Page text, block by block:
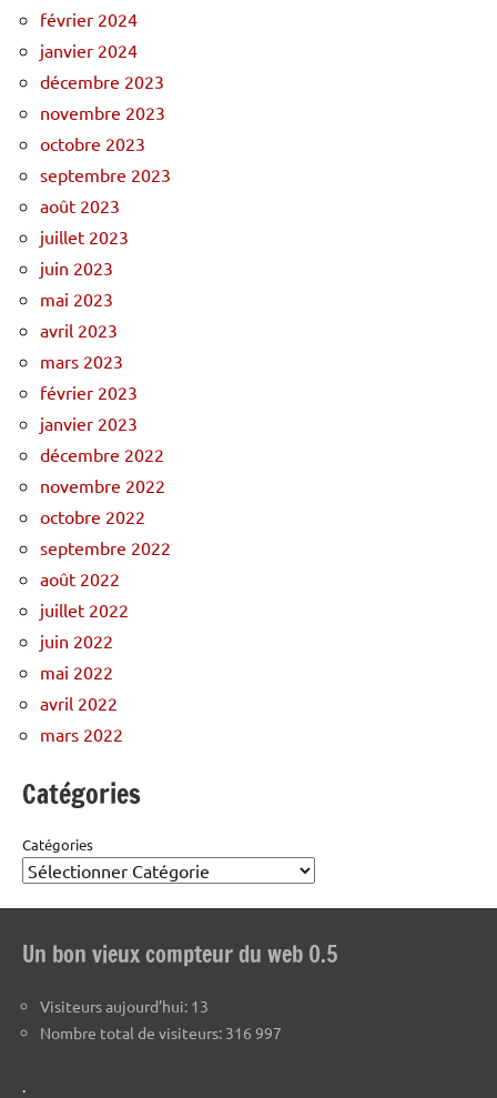
février 2024
janvier 2024
décembre 2023
novembre 2023
octobre 2023
septembre 2023
août 2023
juillet 2023
juin 2023
mai 2023
avril 2023
mars 2023
février 2023
janvier 2023
décembre 2022
novembre 2022
octobre 2022
septembre 2022
août 2022
juillet 2022
juin 2022
mai 2022
avril 2022
mars 2022
Catégories
Catégories
Un bon vieux compteur du web 0.5
Visiteurs aujourd’hui: 13
Nombre total de visiteurs: 316 997